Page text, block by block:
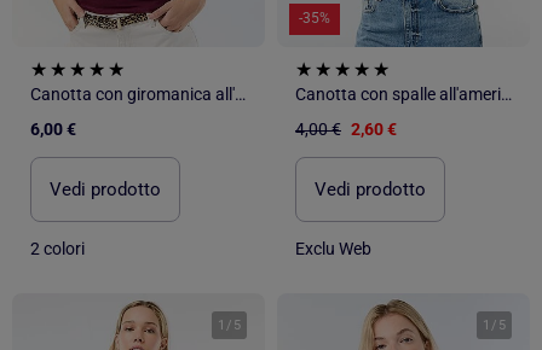
Canotta con giromanica all'americana
6,00 €
Vedi prodotto
2 colori
-35%
Canotta con spalle all'americana
4,00 € 2,60 €
Vedi prodotto
Exclu Web
1 / 5 1 / 5